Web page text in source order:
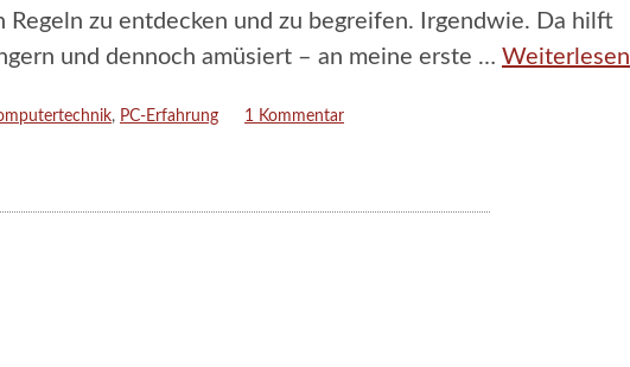
Regeln zu entdecken und zu begreifen. Irgendwie. Da hilft
und dennoch amüsiert – an meine erste … Weiterlesen
, PC-Erfahrung 1 Kommentar